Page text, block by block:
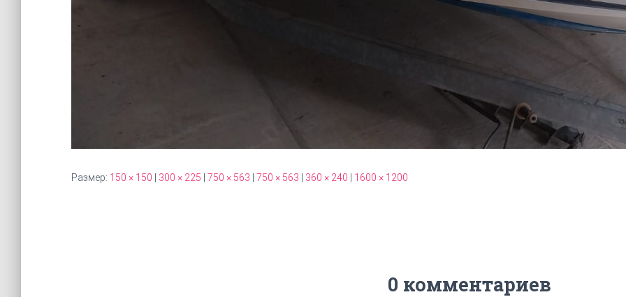
Размер: 150 × 150 300 × 225 750 × 563 750 × 563 360 × 240 1600 × 1200
0 комментариев